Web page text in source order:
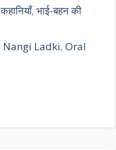
,भाई-बहन की
Nangi Ladki,Oral